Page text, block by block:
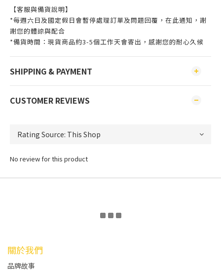
【客服與備貨說明】
*每週六日及國定假日會暫停處理訂單及問題回覆，在此通知，謝
謝您的體諒與配合
*備貨時間：現貨商品約3-5個工作天會寄出，感謝您的耐心久候
SHIPPING & PAYMENT
CUSTOMER REVIEWS
No review for this product
關於我們
品牌故事